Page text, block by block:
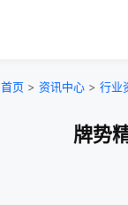
首页 > 资讯中心 > 行业
牌势